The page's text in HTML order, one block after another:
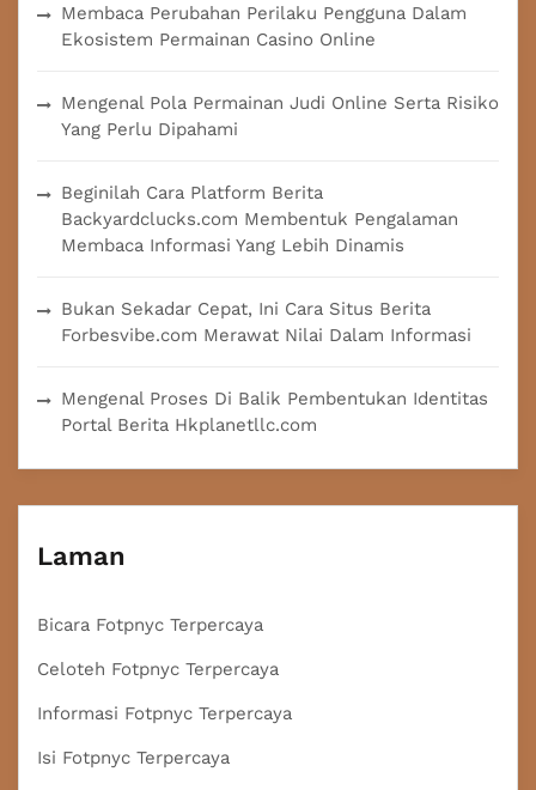
Membaca Perubahan Perilaku Pengguna Dalam
Ekosistem Permainan Casino Online
Mengenal Pola Permainan Judi Online Serta Risiko
Yang Perlu Dipahami
Beginilah Cara Platform Berita
Backyardclucks.com Membentuk Pengalaman
Membaca Informasi Yang Lebih Dinamis
Bukan Sekadar Cepat, Ini Cara Situs Berita
Forbesvibe.com Merawat Nilai Dalam Informasi
Mengenal Proses Di Balik Pembentukan Identitas
Portal Berita Hkplanetllc.com
Laman
Bicara Fotpnyc Terpercaya
Celoteh Fotpnyc Terpercaya
Informasi Fotpnyc Terpercaya
Isi Fotpnyc Terpercaya